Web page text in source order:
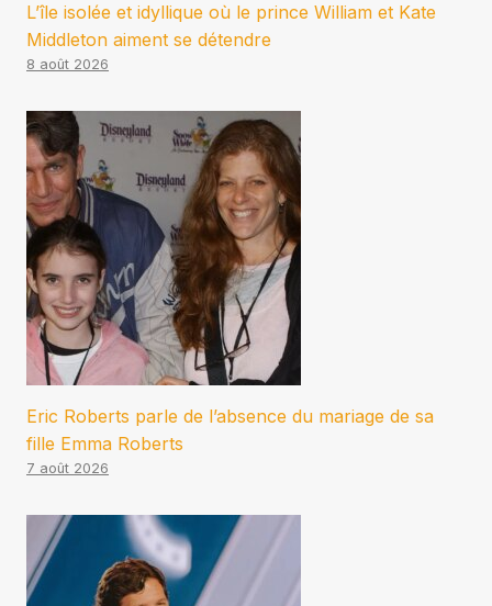
L’île isolée et idyllique où le prince William et Kate
Middleton aiment se détendre
8 août 2026
Eric Roberts parle de l’absence du mariage de sa
fille Emma Roberts
7 août 2026